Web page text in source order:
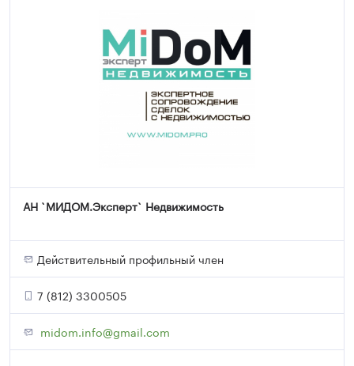
АН `МИДОМ.Эксперт` Недвижимость
Действительный профильный член
7 (812) 3300505
midom.info@gmail.com